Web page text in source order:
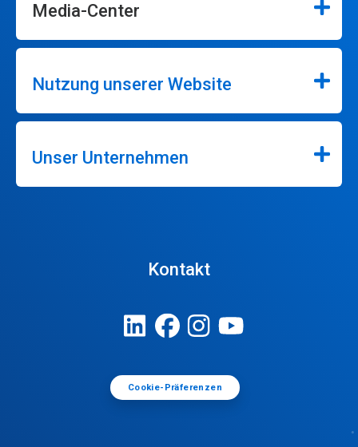
Media-Center
Nutzung unserer Website
Unser Unternehmen
Kontakt
Cookie-Präferenzen